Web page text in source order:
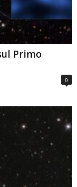
Primo
0